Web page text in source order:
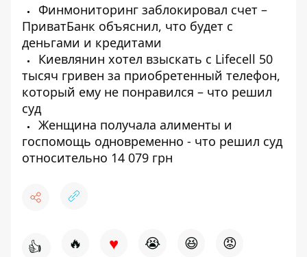
Финмониторинг заблокировал счет –
ПриватБанк объяснил, что будет с
деньгами и кредитами
Киевлянин хотел взыскать с Lifecell 50
тысяч гривен за приобретенный телефон,
который ему не понравился – что решил
суд
Женщина получала алименты и
госпомощь одновременно - что решил суд
относительно 14 079 грн
👍 🔥 ♥ 😭 😆 😡